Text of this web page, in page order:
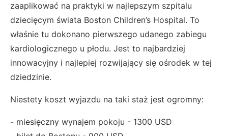
zaaplikować na praktyki w najlepszym szpitalu
dziecięcym świata Boston Children’s Hospital. To
właśnie tu dokonano pierwszego udanego zabiegu
kardiologicznego u płodu. Jest to najbardziej
innowacyjny i najlepiej rozwijający się ośrodek w tej
dziedzinie.
Niestety koszt wyjazdu na taki staż jest ogromny:
- miesięczny wynajem pokoju - 1300 USD